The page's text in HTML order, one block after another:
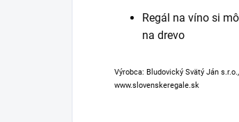
Regál na víno si
na drevo
Výrobca: Bludovický Svätý Ján
www.slovenskeregale.sk